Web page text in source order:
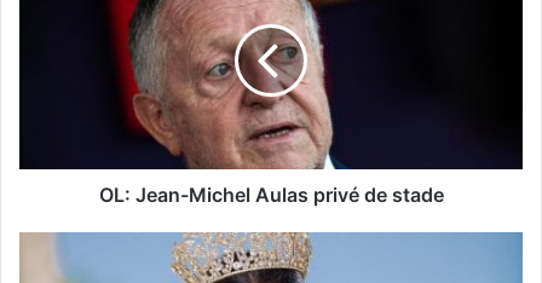
OL: Jean-Michel Aulas privé de stade